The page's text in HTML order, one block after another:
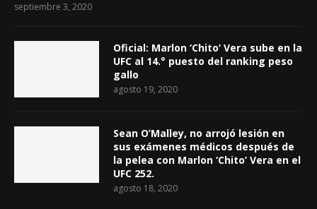
septiembre 3, 2020
Oficial: Marlon ‘Chito’ Vera sube en la
UFC al 14.° puesto del ranking peso
gallo
agosto 19, 2020
Sean O’Malley, no arrojó lesión en
sus exámenes médicos después de
la pelea con Marlon ‘Chito’ Vera en el
UFC 252.
agosto 18, 2020